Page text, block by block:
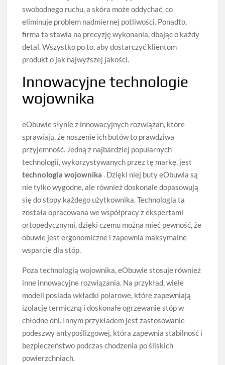
swobodnego ruchu, a skóra może oddychać, co
eliminuje problem nadmiernej potliwości. Ponadto,
firma ta stawia na precyzję wykonania, dbając o każdy
detal. Wszystko po to, aby dostarczyć klientom
produkt o jak najwyższej jakości.
Innowacyjne technologie
wojownika
eObuwie słynie z innowacyjnych rozwiązań, które
sprawiają, że noszenie ich butów to prawdziwa
przyjemność. Jedną z najbardziej popularnych
technologii, wykorzystywanych przez tę markę, jest
technologia wojownika. Dzięki niej buty eObuwia są
nie tylko wygodne, ale również doskonale dopasowują
się do stopy każdego użytkownika. Technologia ta
została opracowana we współpracy z ekspertami
ortopedycznymi, dzięki czemu można mieć pewność, że
obuwie jest ergonomiczne i zapewnia maksymalne
wsparcie dla stóp.
Poza technologią wojownika, eObuwie stosuje również
inne innowacyjne rozwiązania. Na przykład, wiele
modeli posiada wkładki polarowe, które zapewniają
izolację termiczną i doskonałe ogrzewanie stóp w
chłodne dni. Innym przykładem jest zastosowanie
podeszwy antypoślizgowej, która zapewnia stabilność i
bezpieczeństwo podczas chodzenia po śliskich
powierzchniach.